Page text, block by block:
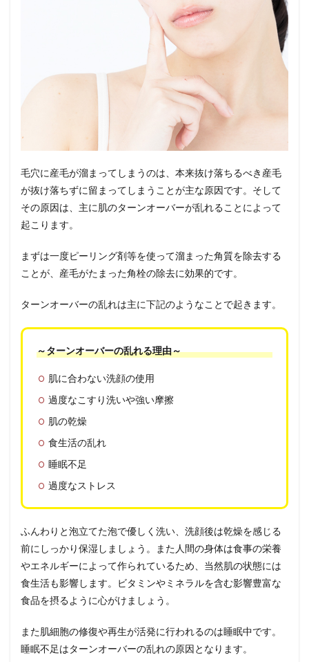
毛穴に産毛が溜まってしまうのは、本来抜け落ちるべき産毛
が抜け落ちずに留まってしまうことが主な原因です。そして
その原因は、主に肌のターンオーバーが乱れることによって
起こります。
まずは一度ピーリング剤等を使って溜まった角質を除去する
ことが、産毛がたまった角栓の除去に効果的です。
ターンオーバーの乱れは主に下記のようなことで起きます。
～ターンオーバーの乱れる理由～
肌に合わない洗顔の使用
過度なこすり洗いや強い摩擦
肌の乾燥
食生活の乱れ
睡眠不足
過度なストレス
ふんわりと泡立てた泡で優しく洗い、洗顔後は乾燥を感じる
前にしっかり保湿しましょう。また人間の身体は食事の栄養
やエネルギーによって作られているため、当然肌の状態には
食生活も影響します。ビタミンやミネラルを含む影響豊富な
食品を摂るように心がけましょう。
また肌細胞の修復や再生が活発に行われるのは睡眠中です。
睡眠不足はターンオーバーの乱れの原因となります。